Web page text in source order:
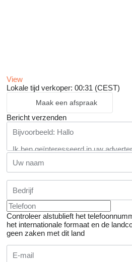
View
Lokale tijd verkoper: 00:31 (CEST)
Maak een afspraak
Bericht verzenden
Controleer alstublieft het
het internationale formaat en de
geen zaken met dit land